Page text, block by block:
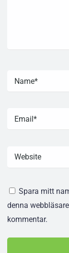
Spara mitt
denna
kommentar.